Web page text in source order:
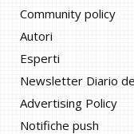
Community policy
Autori
Esperti
Newsletter Diario
Advertising Policy
Notifiche push